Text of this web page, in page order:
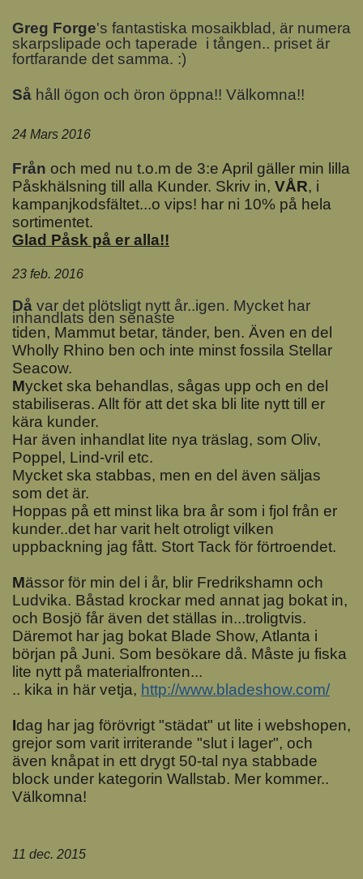
Greg Forge's fantastiska mosaikblad, är numera
skarpslipade och taperade i tången.. priset är
fortfarande det samma. :)
Så håll ögon och öron öppna!! Välkomna!!
24 Mars 2016
Från och med nu t.o.m de 3:e April gäller min lilla
Påskhälsning till alla Kunder. Skriv in, VÅR, i
kampanjkodsfältet...o vips! har ni 10% på hela
sortimentet.
Glad Påsk på er alla!!
23 feb. 2016
Då var det plötsligt nytt år..igen. Mycket har
inhandlats den senaste
tiden, Mammut betar, tänder, ben. Även en del
Wholly Rhino ben och inte minst fossila Stellar
Seacow.
Mycket ska behandlas, sågas upp och en del
stabiliseras. Allt för att det ska bli lite nytt till er
kära kunder.
Har även inhandlat lite nya träslag, som Oliv,
Poppel, Lind-vril etc.
Mycket ska stabbas, men en del även säljas
som det är.
Hoppas på ett minst lika bra år som i fjol från er
kunder..det har varit helt otroligt vilken
uppbackning jag fått. Stort Tack för förtroendet.
Mässor för min del i år, blir Fredrikshamn och
Ludvika. Båstad krockar med annat jag bokat in,
och Bosjö får även det ställas in...troligtvis.
Däremot har jag bokat Blade Show, Atlanta i
början på Juni. Som besökare då. Måste ju fiska
lite nytt på materialfronten...
.. kika in här vetja, http://www.bladeshow.com/
Idag har jag förövrigt "städat" ut lite i webshopen,
grejor som varit irriterande "slut i lager", och
även knåpat in ett drygt 50-tal nya stabbade
block under kategorin Wallstab. Mer kommer..
Välkomna!
11 dec. 2015